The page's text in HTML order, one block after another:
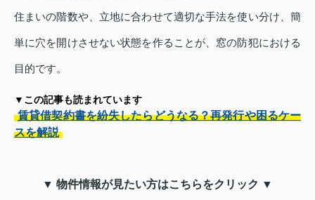
住まいの階数や、立地に合わせて適切な手法を使い分け、簡
単に穴を開けさせない状態を作ることが、窓の防犯における
目的です。
▼この記事も読まれています
賃貸借契約書を紛失したらどうなる？再発行や困るケー
スを解説
▼ 物件情報が見たい方はこちらをクリック ▼